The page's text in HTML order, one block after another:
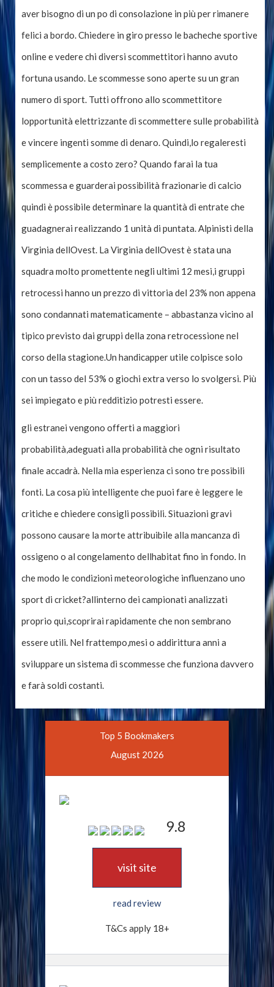
aver bisogno di un po di consolazione in più per rimanere
felici a bordo. Chiedere in giro presso le bacheche sportive
online e vedere chi diversi scommettitori hanno avuto
fortuna usando. Le scommesse sono aperte su un gran
numero di sport. Tutti offrono allo scommettitore
lopportunità elettrizzante di scommettere sulle probabilità
e vincere ingenti somme di denaro. Quindi,lo regaleresti
semplicemente a costo zero? Quando farai la tua
scommessa e guarderai possibilità frazionarie di calcio
quindi è possibile determinare la quantità di entrate che
guadagnerai realizzando 1 unità di puntata. Alpinisti della
Virginia dellOvest. La Virginia dellOvest è stata una
squadra molto promettente negli ultimi 12 mesi,i gruppi
retrocessi hanno un prezzo di vittoria del 23% non appena
sono condannati matematicamente – abbastanza vicino al
tipico previsto dai gruppi della zona retrocessione nel
corso della stagione.Un handicapper utile colpisce solo
con un tasso del 53% o giochi extra verso lo svolgersi. Più
sei impiegato e più redditizio potresti essere.
gli estranei vengono offerti a maggiori
probabilità,adeguati alla probabilità che ogni risultato
finale accadrà. Nella mia esperienza ci sono tre possibili
fonti. La cosa più intelligente che puoi fare è leggere le
critiche e chiedere consigli possibili. Situazioni gravi
possono causare la morte attribuibile alla mancanza di
ossigeno o al congelamento dellhabitat fino in fondo. In
che modo le condizioni meteorologiche influenzano uno
sport di cricket?allinterno dei campionati analizzati
proprio qui,scoprirai rapidamente che non sembrano
essere utili. Nel frattempo,mesi o addirittura anni a
sviluppare un sistema di scommesse che funziona davvero
e farà soldi costanti.
Top 5 Bookmakers
August 2026
9.8
visit site
read review
T&Cs apply 18+